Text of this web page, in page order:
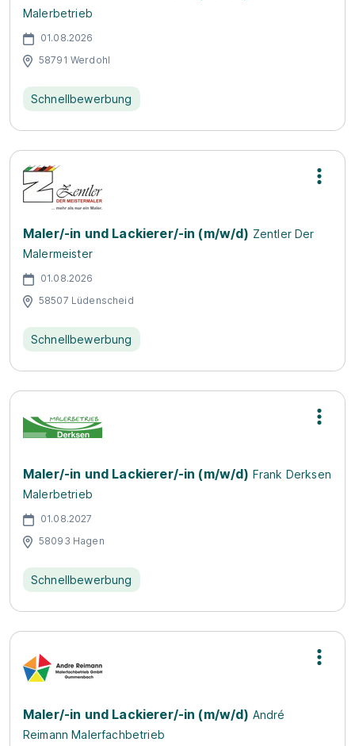
Malerbetrieb
01.08.2026
58791 Werdohl
Schnellbewerbung
Maler/-in und Lackierer/-in (m/w/d) Zentler Der
Malermeister
01.08.2026
58507 Lüdenscheid
Schnellbewerbung
Maler/-in und Lackierer/-in (m/w/d) Frank Derksen
Malerbetrieb
01.08.2027
58093 Hagen
Schnellbewerbung
Maler/-in und Lackierer/-in (m/w/d) André
Reimann Malerfachbetrieb